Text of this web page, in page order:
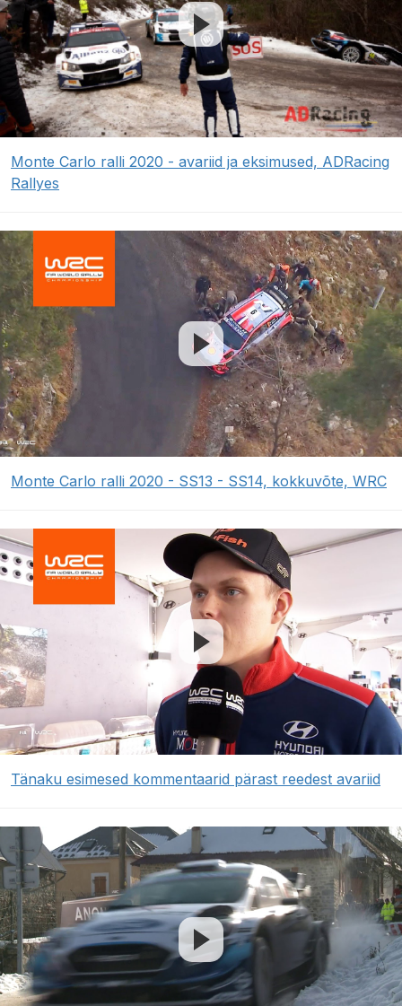
Monte Carlo ralli 2020 - avariid ja eksimused, ADRacing
Rallyes
Monte Carlo ralli 2020 - SS13 - SS14, kokkuvõte, WRC
Tänaku esimesed kommentaarid pärast reedest avariid